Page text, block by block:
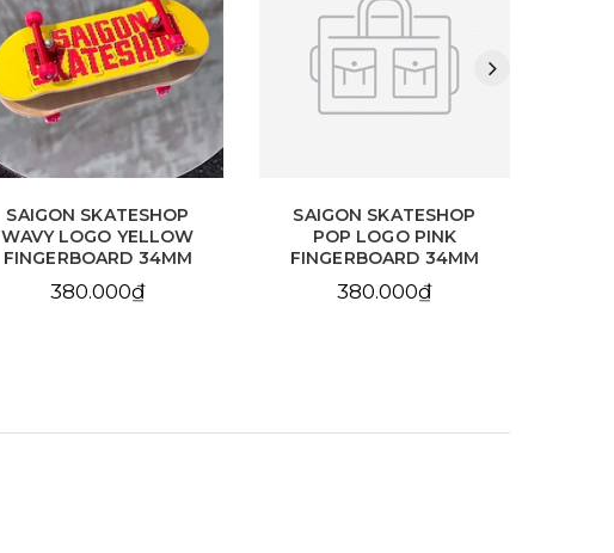
SAIGON SKATESHOP
WAVY LOGO YELLOW
FINGERBOARD 34MM
380.000₫
SAIGON SKATESHOP
POP LOGO PINK
FINGERBOARD 34MM
380.000₫